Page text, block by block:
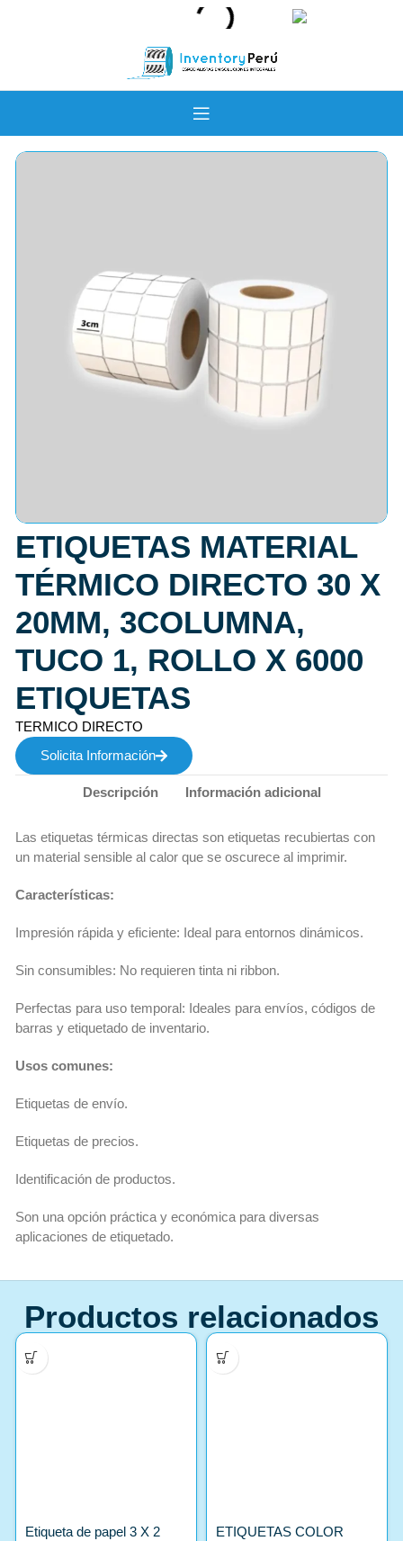
ETIQUETAS MATERIAL
TÉRMICO DIRECTO 30 X
20MM, 3COLUMNA,
TUCO 1, ROLLO X 6000
ETIQUETAS
TERMICO DIRECTO
Solicita Información
Descripción Información adicional
Las etiquetas térmicas directas son etiquetas recubiertas con
un material sensible al calor que se oscurece al imprimir.
Características:
Impresión rápida y eficiente: Ideal para entornos dinámicos.
Sin consumibles: No requieren tinta ni ribbon.
Perfectas para uso temporal: Ideales para envíos, códigos de
barras y etiquetado de inventario.
Usos comunes:
Etiquetas de envío.
Etiquetas de precios.
Identificación de productos.
Son una opción práctica y económica para diversas
aplicaciones de etiquetado.
Productos relacionados
Etiqueta de papel 3 X 2
ETIQUETAS COLOR